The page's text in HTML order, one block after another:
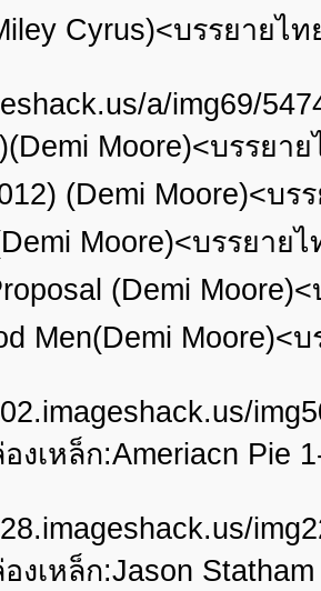
Cyrus)<บรรยายไ
a/img69/
Moore)<บรรยา
(Demi Moore)<บ
Moore)<บรรยาย
(Demi
Men(Demi Moore)<
งเหล็ก:Ameriacn Pie
งเหล็ก:Jason